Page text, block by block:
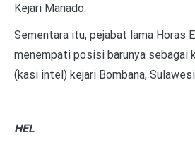
Kejari Manado.
Sementara itu, pejabat lama Horas
menempati posisi barunya sebagai
(kasi intel) kejari Bombana,
HEL